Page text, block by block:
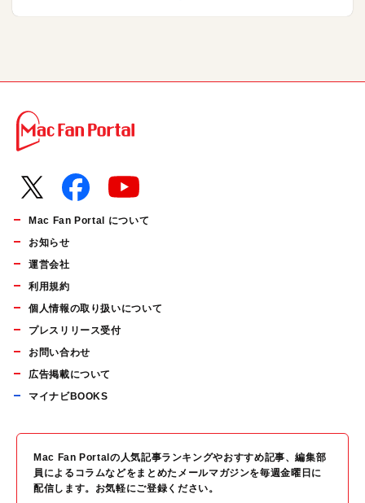
Mac Fan Portal について
お知らせ
運営会社
利用規約
個人情報の取り扱いについて
プレスリリース受付
お問い合わせ
広告掲載について
マイナビBOOKS
Mac Fan Portalの人気記事ランキングやおすすめ記事、編集部
員によるコラムなどをまとめたメールマガジンを毎週金曜日に
配信します。お気軽にご登録ください。